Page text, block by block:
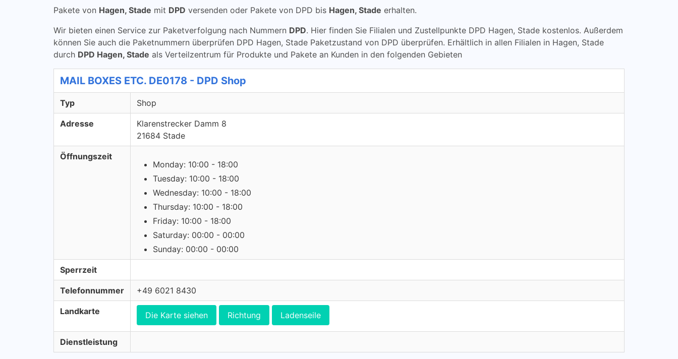
Pakete von Hagen, Stade mit DPD versenden oder Pakete von DPD bis Hagen, Stade erhalten.
Wir bieten einen Service zur Paketverfolgung nach Nummern DPD. Hier finden Sie Filialen und Zustellpunkte DPD Hagen, Stade kostenlos. Außerdem
können Sie auch die Paketnummern überprüfen DPD Hagen, Stade Paketzustand von DPD überprüfen. Erhältlich in allen Filialen in Hagen, Stade
durch DPD Hagen, Stade als Verteilzentrum für Produkte und Pakete an Kunden in den folgenden Gebieten
MAIL BOXES ETC. DE0178 - DPD Shop
Typ Shop
Adresse
Klarenstrecker Damm 8
21684 Stade
Öffnungszeit
Monday: 10:00 - 18:00
Tuesday: 10:00 - 18:00
Wednesday: 10:00 - 18:00
Thursday: 10:00 - 18:00
Friday: 10:00 - 18:00
Saturday: 00:00 - 00:00
Sunday: 00:00 - 00:00
Sperrzeit
Telefonnummer +49 6021 8430
Landkarte Die Karte siehen Richtung Ladenseile
Dienstleistung